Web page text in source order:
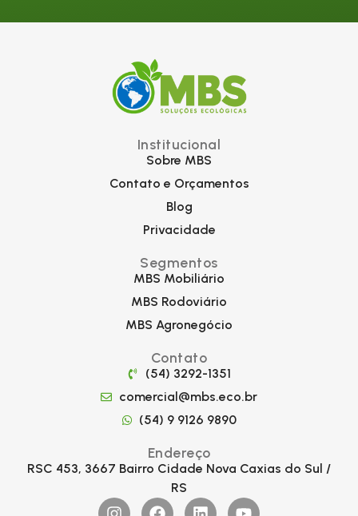
Institucional
Sobre MBS
Contato e Orçamentos
Blog
Privacidade
Segmentos
MBS Mobiliário
MBS Rodoviário
MBS Agronegócio
Contato
(54) 3292-1351
comercial@mbs.eco.br
(54) 9 9126 9890
Endereço
RSC 453, 3667 Bairro Cidade Nova Caxias do Sul /
RS